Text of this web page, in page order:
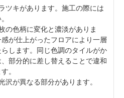
ツキがあります。施工の際には
の色柄に変化と濃淡がありま
が仕上がったフロアにより一層
します。同じ色調のタイルがか
部分的に差し替えることで違和
。
沢が異なる部分があります。